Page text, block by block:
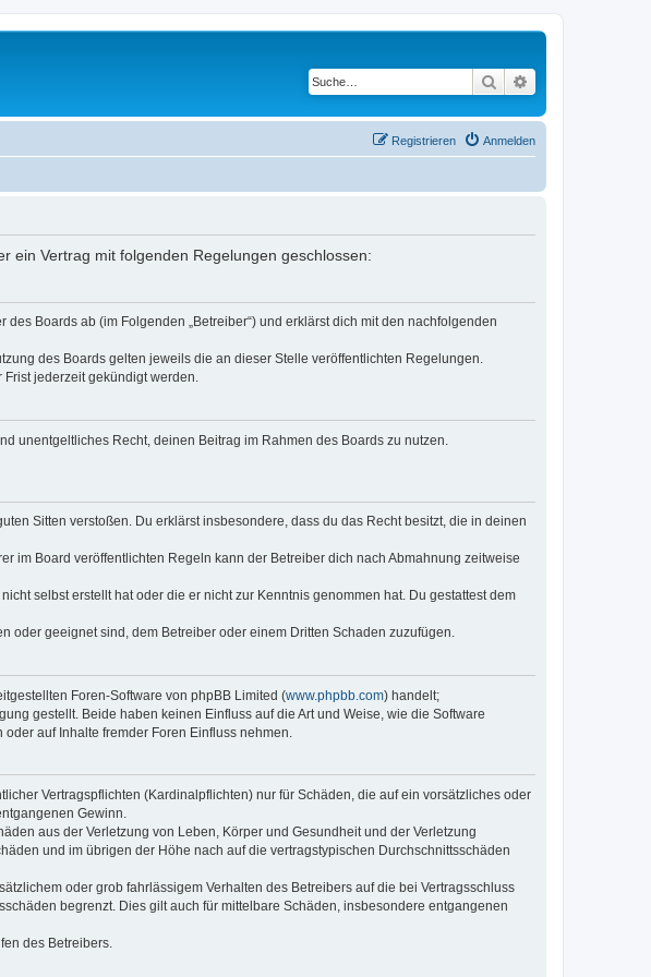
Suche
Anmelden
Registrieren
ein Vertrag mit folgenden Regelungen geschlossen:
Boards ab (im Folgenden „Betreiber“) und erklärst dich mit den nachfolgenden
des Boards gelten jeweils die an dieser Stelle veröffentlichten Regelungen.
jederzeit gekündigt werden.
unentgeltliches Recht, deinen Beitrag im Rahmen des Boards zu nutzen.
Sitten verstoßen. Du erklärst insbesondere, dass du das Recht besitzt, die in deinen
im Board veröffentlichten Regeln kann der Betreiber dich nach Abmahnung zeitweise
selbst erstellt hat oder die er nicht zur Kenntnis genommen hat. Du gestattest dem
oder geeignet sind, dem Betreiber oder einem Dritten Schaden zuzufügen.
Foren-Software von phpBB Limited (www.phpbb.com) handelt;
gestellt. Beide haben keinen Einfluss auf die Art und Weise, wie die Software
auf Inhalte fremder Foren Einfluss nehmen.
Vertragspflichten (Kardinalpflichten) nur für Schäden, die auf ein vorsätzliches oder
Gewinn.
aus der Verletzung von Leben, Körper und Gesundheit und der Verletzung
und im übrigen der Höhe nach auf die vertragstypischen Durchschnittsschäden
oder grob fahrlässigem Verhalten des Betreibers auf die bei Vertragsschluss
begrenzt. Dies gilt auch für mittelbare Schäden, insbesondere entgangenen
des Betreibers.